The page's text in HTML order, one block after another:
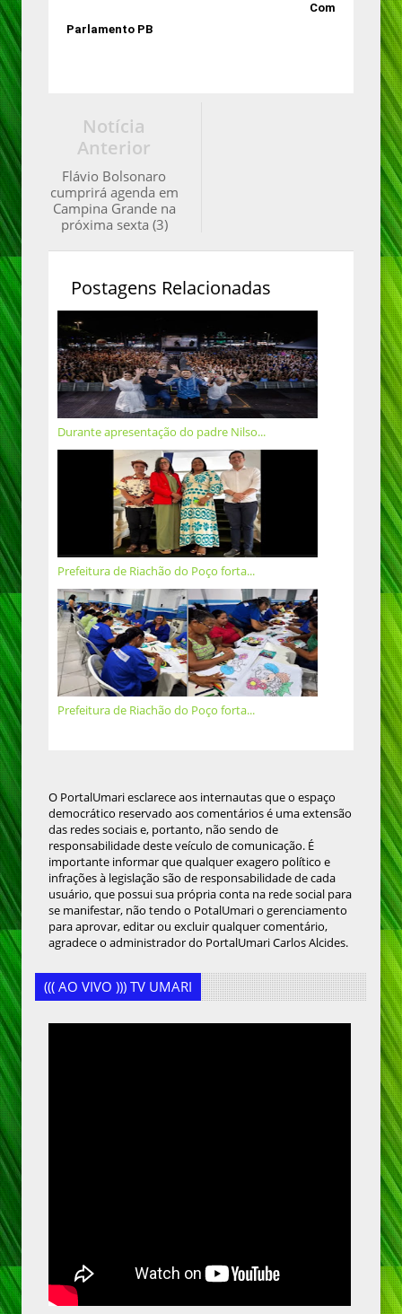
Com
Parlamento PB
Notícia
Anterior
Flávio Bolsonaro
cumprirá agenda em
Campina Grande na
próxima sexta (3)
Postagens Relacionadas
Durante apresentação do padre Nilso...
Prefeitura de Riachão do Poço forta...
Prefeitura de Riachão do Poço forta...
O PortalUmari esclarece aos internautas que o espaço
democrático reservado aos comentários é uma extensão
das redes sociais e, portanto, não sendo de
responsabilidade deste veículo de comunicação. É
importante informar que qualquer exagero político e
infrações à legislação são de responsabilidade de cada
usuário, que possui sua própria conta na rede social para
se manifestar, não tendo o PotalUmari o gerenciamento
para aprovar, editar ou excluir qualquer comentário,
agradece o administrador do PortalUmari Carlos Alcides.
((( AO VIVO ))) TV UMARI